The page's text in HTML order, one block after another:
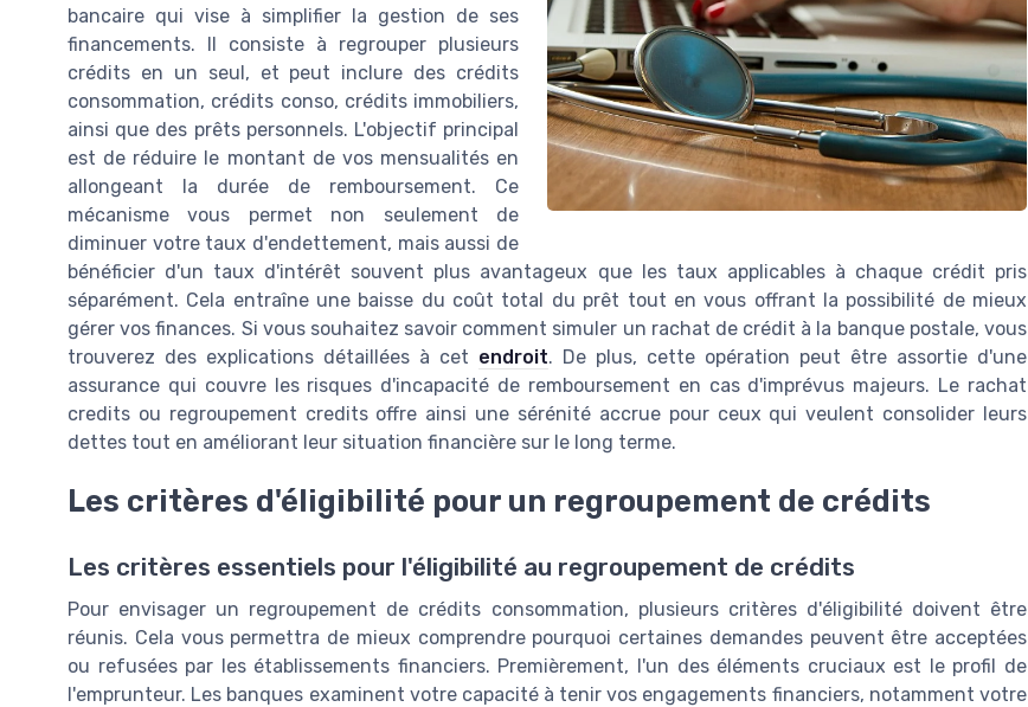
bancaire qui vise à simplifier la gestion de ses
financements. Il consiste à regrouper plusieurs
crédits en un seul, et peut inclure des crédits
consommation, crédits conso, crédits immobiliers,
ainsi que des prêts personnels. L'objectif principal
est de réduire le montant de vos mensualités en
allongeant la durée de remboursement. Ce
mécanisme vous permet non seulement de
diminuer votre taux d'endettement, mais aussi de
bénéficier d'un taux d'intérêt souvent plus avantageux que les taux applicables à chaque crédit pris
séparément. Cela entraîne une baisse du coût total du prêt tout en vous offrant la possibilité de mieux
gérer vos finances. Si vous souhaitez savoir comment simuler un rachat de crédit à la banque postale, vous
trouverez des explications détaillées à cet endroit. De plus, cette opération peut être assortie d'une
assurance qui couvre les risques d'incapacité de remboursement en cas d'imprévus majeurs. Le rachat
credits ou regroupement credits offre ainsi une sérénité accrue pour ceux qui veulent consolider leurs
dettes tout en améliorant leur situation financière sur le long terme.
Les critères d'éligibilité pour un regroupement de crédits
Les critères essentiels pour l'éligibilité au regroupement de crédits
Pour envisager un regroupement de crédits consommation, plusieurs critères d'éligibilité doivent être
réunis. Cela vous permettra de mieux comprendre pourquoi certaines demandes peuvent être acceptées
ou refusées par les établissements financiers. Premièrement, l'un des éléments cruciaux est le profil de
l'emprunteur. Les banques examinent votre capacité à tenir vos engagements financiers, notamment votre